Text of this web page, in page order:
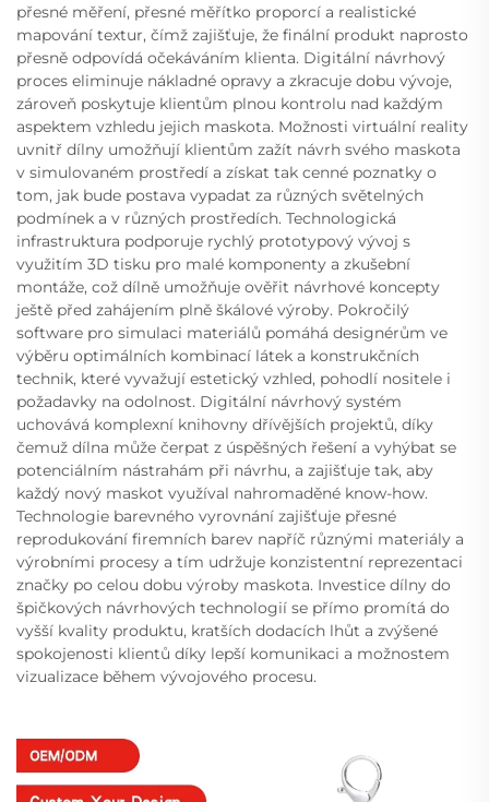
přesné měření, přesné měřítko proporcí a realistické
mapování textur, čímž zajišťuje, že finální produkt naprosto
přesně odpovídá očekáváním klienta. Digitální návrhový
proces eliminuje nákladné opravy a zkracuje dobu vývoje,
zároveň poskytuje klientům plnou kontrolu nad každým
aspektem vzhledu jejich maskota. Možnosti virtuální reality
uvnitř dílny umožňují klientům zažít návrh svého maskota
v simulovaném prostředí a získat tak cenné poznatky o
tom, jak bude postava vypadat za různých světelných
podmínek a v různých prostředích. Technologická
infrastruktura podporuje rychlý prototypový vývoj s
využitím 3D tisku pro malé komponenty a zkušební
montáže, což dílně umožňuje ověřit návrhové koncepty
ještě před zahájením plně škálové výroby. Pokročilý
software pro simulaci materiálů pomáhá designérům ve
výběru optimálních kombinací látek a konstrukčních
technik, které vyvažují estetický vzhled, pohodlí nositele i
požadavky na odolnost. Digitální návrhový systém
uchovává komplexní knihovny dřívějších projektů, díky
čemuž dílna může čerpat z úspěšných řešení a vyhýbat se
potenciálním nástrahám při návrhu, a zajišťuje tak, aby
každý nový maskot využíval nahromaděné know-how.
Technologie barevného vyrovnání zajišťuje přesné
reprodukování firemních barev napříč různými materiály a
výrobními procesy a tím udržuje konzistentní reprezentaci
značky po celou dobu výroby maskota. Investice dílny do
špičkových návrhových technologií se přímo promítá do
vyšší kvality produktu, kratších dodacích lhůt a zvýšené
spokojenosti klientů díky lepší komunikaci a možnostem
vizualizace během vývojového procesu.